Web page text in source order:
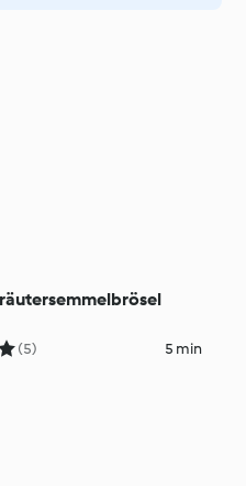
(5) 5 min